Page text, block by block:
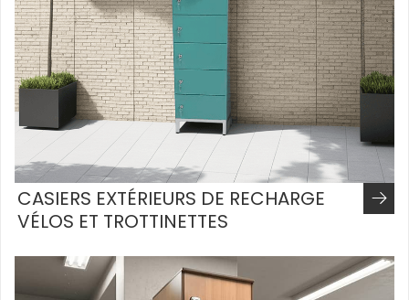
CASIERS EXTÉRIEURS DE RECHARGE
VÉLOS ET TROTTINETTES